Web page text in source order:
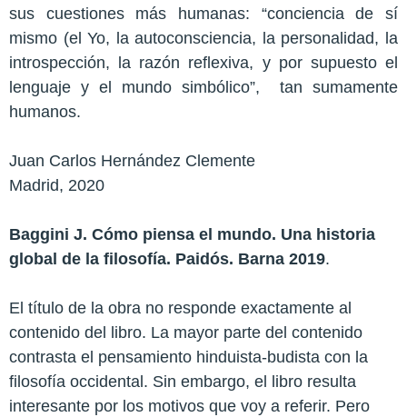
sus cuestiones más humanas: “conciencia de sí
mismo (el Yo, la autoconsciencia, la personalidad, la
introspección, la razón reflexiva, y por supuesto el
lenguaje y el mundo simbólico”,
tan sumamente
humanos.
Juan Carlos Hernández Clemente
Madrid, 2020
Baggini J. Cómo piensa el mundo. Una historia
global de la filosofía. Paidós. Barna 2019.
El título de la obra no responde exactamente al
contenido del libro. La mayor parte del contenido
contrasta el pensamiento hinduista-budista con la
filosofía occidental. Sin embargo, el libro resulta
interesante por los motivos que voy a referir. Pero